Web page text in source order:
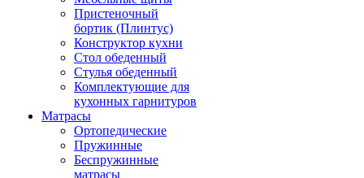
Пристеночный
бортик (Плинтус)
Конструктор кухни
Стол обеденный
Стулья обеденный
Комплектующие для
кухонных гарнитуров
Матраcы
Ортопедические
Пружинные
Беспружинные
матрасы